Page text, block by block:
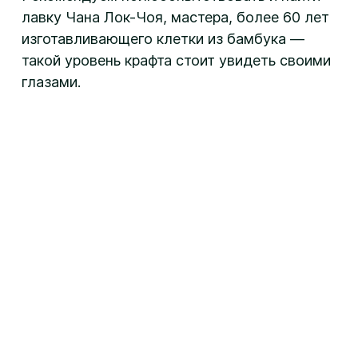
лавку Чана Лок-Чоя, мастера, более 60 лет
изготавливающего клетки из бамбука —
такой уровень крафта стоит увидеть своими
глазами.